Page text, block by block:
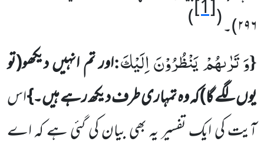
۲۹۶)۔(
[1]
)
{وَ تَرٰىهُمْ یَنْظُرُوْنَ اِلَیْكَ:اور تم انہیں دیکھو(تو
یوں لگے گا)کہ وہ تمہاری طرف دیکھ رہے ہیں۔}اس
آیت کی ایک تفسیر یہ بھی بیان کیگئی ہے کہ اے